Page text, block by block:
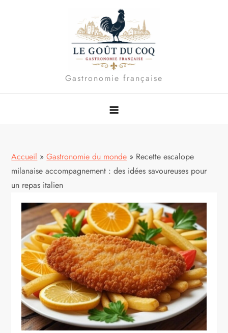
Gastronomie française
Accueil » Gastronomie du monde » Recette escalope
milanaise accompagnement : des idées savoureuses pour
un repas italien